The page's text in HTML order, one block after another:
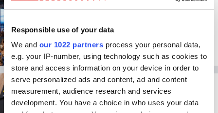
Responsible use of your data
We and our 1022 partners process your personal data,
e.g. your IP-number, using technology such as cookies to
store and access information on your device in order to
serve personalized ads and content, ad and content
measurement, audience research and services
development. You have a choice in who uses your data
27.Juli 2026
AKTUELL
Fast ganz Europa erfüllt
die Lade-Vorgaben